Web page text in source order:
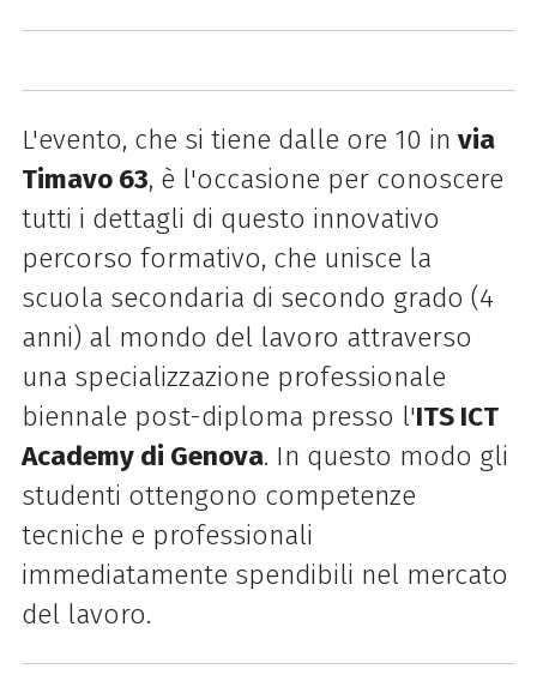
L'evento, che si tiene dalle ore 10 in via
Timavo 63, è l'occasione per conoscere
tutti i dettagli di questo innovativo
percorso formativo, che unisce la
scuola secondaria di secondo grado (4
anni) al mondo del lavoro attraverso
una specializzazione professionale
biennale post-diploma presso l'ITS ICT
Academy di Genova. In questo modo gli
studenti ottengono competenze
tecniche e professionali
immediatamente spendibili nel mercato
del lavoro.